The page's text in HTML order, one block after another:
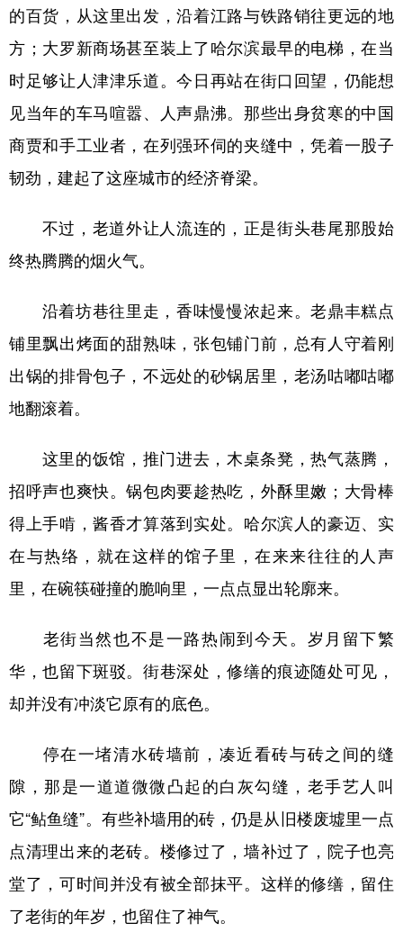
的百货，从这里出发，沿着江路与铁路销往更远的地
方；大罗新商场甚至装上了哈尔滨最早的电梯，在当
时足够让人津津乐道。今日再站在街口回望，仍能想
见当年的车马喧嚣、人声鼎沸。那些出身贫寒的中国
商贾和手工业者，在列强环伺的夹缝中，凭着一股子
韧劲，建起了这座城市的经济脊梁。
不过，老道外让人流连的，正是街头巷尾那股始
终热腾腾的烟火气。
沿着坊巷往里走，香味慢慢浓起来。老鼎丰糕点
铺里飘出烤面的甜熟味，张包铺门前，总有人守着刚
出锅的排骨包子，不远处的砂锅居里，老汤咕嘟咕嘟
地翻滚着。
这里的饭馆，推门进去，木桌条凳，热气蒸腾，
招呼声也爽快。锅包肉要趁热吃，外酥里嫩；大骨棒
得上手啃，酱香才算落到实处。哈尔滨人的豪迈、实
在与热络，就在这样的馆子里，在来来往往的人声
里，在碗筷碰撞的脆响里，一点点显出轮廓来。
老街当然也不是一路热闹到今天。岁月留下繁
华，也留下斑驳。街巷深处，修缮的痕迹随处可见，
却并没有冲淡它原有的底色。
停在一堵清水砖墙前，凑近看砖与砖之间的缝
隙，那是一道道微微凸起的白灰勾缝，老手艺人叫
它“鲇鱼缝”。有些补墙用的砖，仍是从旧楼废墟里一点
点清理出来的老砖。楼修过了，墙补过了，院子也亮
堂了，可时间并没有被全部抹平。这样的修缮，留住
了老街的年岁，也留住了神气。